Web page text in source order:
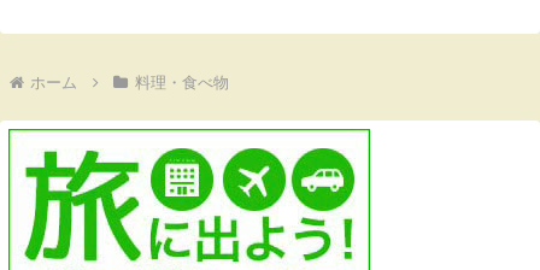
ホーム 料理・食べ物